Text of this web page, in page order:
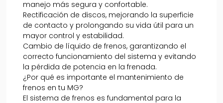
manejo más segura y confortable.
Rectificación de discos, mejorando la superficie
de contacto y prolongando su vida útil para un
mayor control y estabilidad.
Cambio de líquido de frenos, garantizando el
correcto funcionamiento del sistema y evitando
la pérdida de potencia en la frenada.
¿Por qué es importante el mantenimiento de
frenos en tu MG?
El sistema de frenos es fundamental para la